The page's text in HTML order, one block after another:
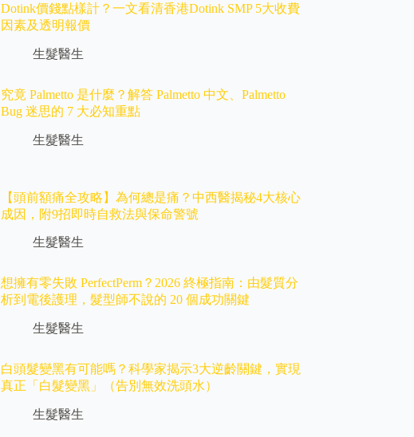
Dotink價錢點樣計？一文看清香港Dotink SMP 5大收費
因素及透明報價
生髮醫生
究竟 Palmetto 是什麼？解答 Palmetto 中文、Palmetto
Bug 迷思的 7 大必知重點
生髮醫生
【頭前額痛全攻略】為何總是痛？中西醫揭秘4大核心
成因，附9招即時自救法與保命警號
生髮醫生
想擁有零失敗 PerfectPerm？2026 終極指南：由髮質分
析到電後護理，髮型師不說的 20 個成功關鍵
生髮醫生
白頭髮變黑有可能嗎？科學家揭示3大逆齡關鍵，實現
真正「白髮變黑」（告別無效洗頭水）
生髮醫生